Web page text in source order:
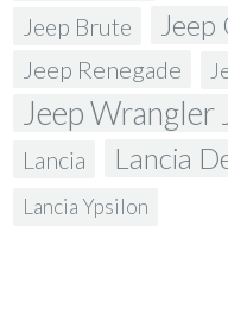
Jeep Brute Jeep
Jeep Renegade
Jeep Wrangler
Lancia Lancia
Lancia Ypsilon